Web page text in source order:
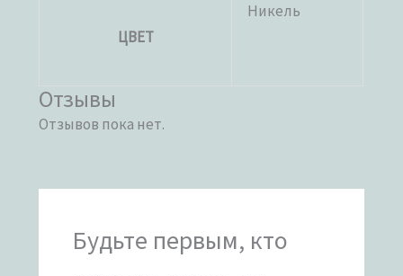
ЦВЕТ
Никель
Отзывы
Отзывов пока нет.
Будьте первым, кто